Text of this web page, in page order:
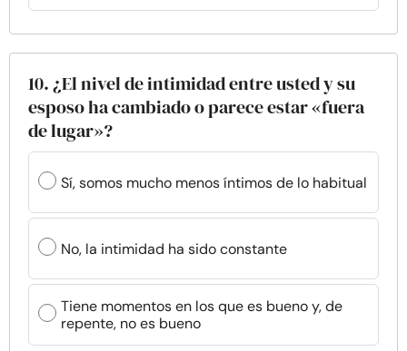
10. ¿El nivel de intimidad entre usted y su
esposo ha cambiado o parece estar «fuera
de lugar»?
Sí, somos mucho menos íntimos de lo habitual
No, la intimidad ha sido constante
Tiene momentos en los que es bueno y, de
repente, no es bueno